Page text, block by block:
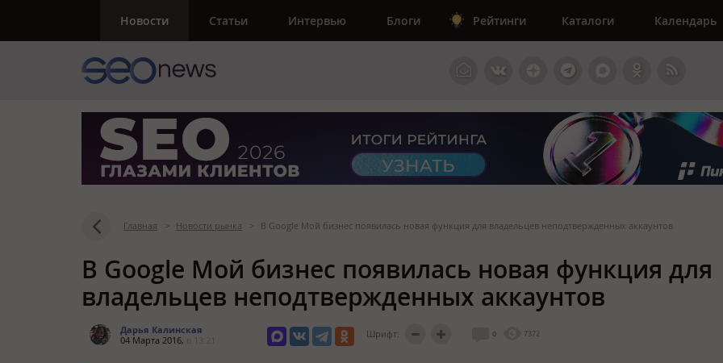
Новости Статьи Интервью Блоги Рейтинги Каталоги Календарь
Главная > Новости рынка > В Google Мой бизнес появилась новая функция для владельцев неподтвержденных аккаунтов
В Google Мой бизнес появилась новая функция для
владельцев неподтвержденных аккаунтов
Дарья Калинская
04 Марта 2016,
Шрифт: 0 7372